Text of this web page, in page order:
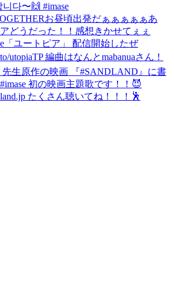
다〜🙌 #imase
お昼頃出発だぁぁぁぁぁあ
どうだった！！感想きかせてぇぇ
「ユートピア」 配信開始したぜ
utopiaTP 編曲はなんとmabanuaさん！
先生原作の映画 『#SANDLAND』に書
初の映画主題歌です！！😈
たくさん聴いてね！！！🕺